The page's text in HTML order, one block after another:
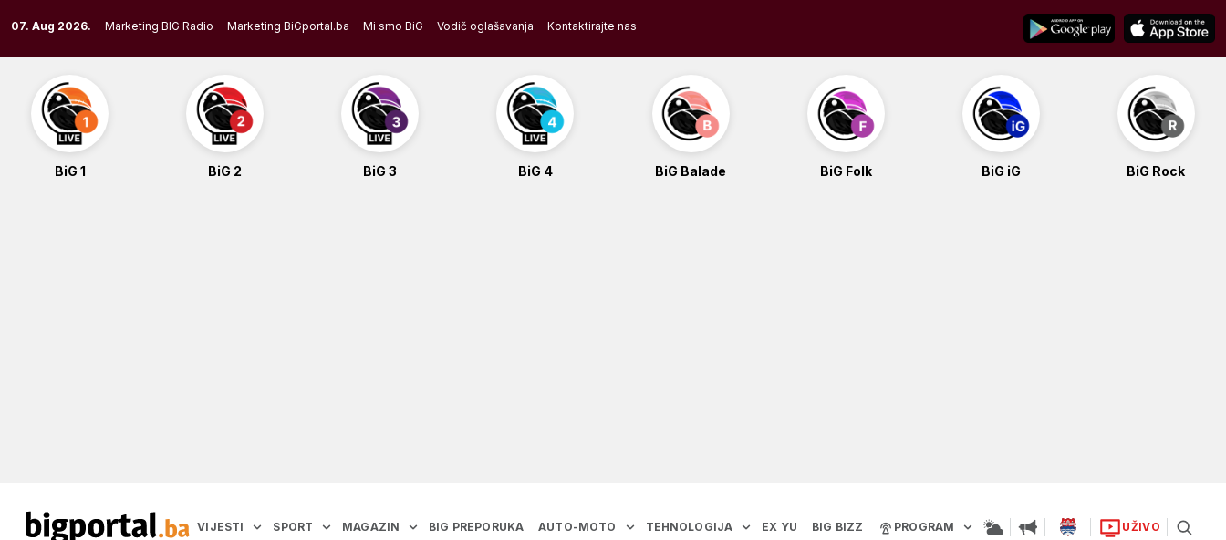
to
content
07. Aug 2026. Marketing BIG Radio Marketing BiGportal.ba Mi smo BiG Vodič oglašavanja Kontaktirajte nas
BiG 1 BiG 2 BiG 3 BiG 4 BiG Balade BiG Folk BiG iG BiG Rock
VIJESTI SPORT MAGAZIN BIG PREPORUKA AUTO-MOTO TEHNOLOGIJA EX YU BIG BIZZ PROGRAM UŽIVO